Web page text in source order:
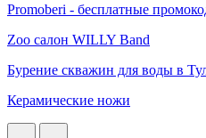
Promoberi - бесплатные
Zoo салон WILLY Band
Бурение скважин для воды в
Керамические ножи